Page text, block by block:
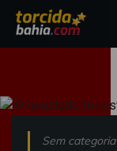
Sem categoria